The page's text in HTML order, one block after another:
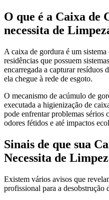
O que é a Caixa de
necessita de
A caixa de gordura é um
residências que possuem
encarregada a capturar resíduos
ela chegue à rede de esgoto.
O mecanismo de acúmulo de
executada a higienização de
pode enfrentar problemas sérios
odores fétidos e até impactos
Sinais de que sua
Necessita de
Existem vários avisos que
profissional para a desobstrução